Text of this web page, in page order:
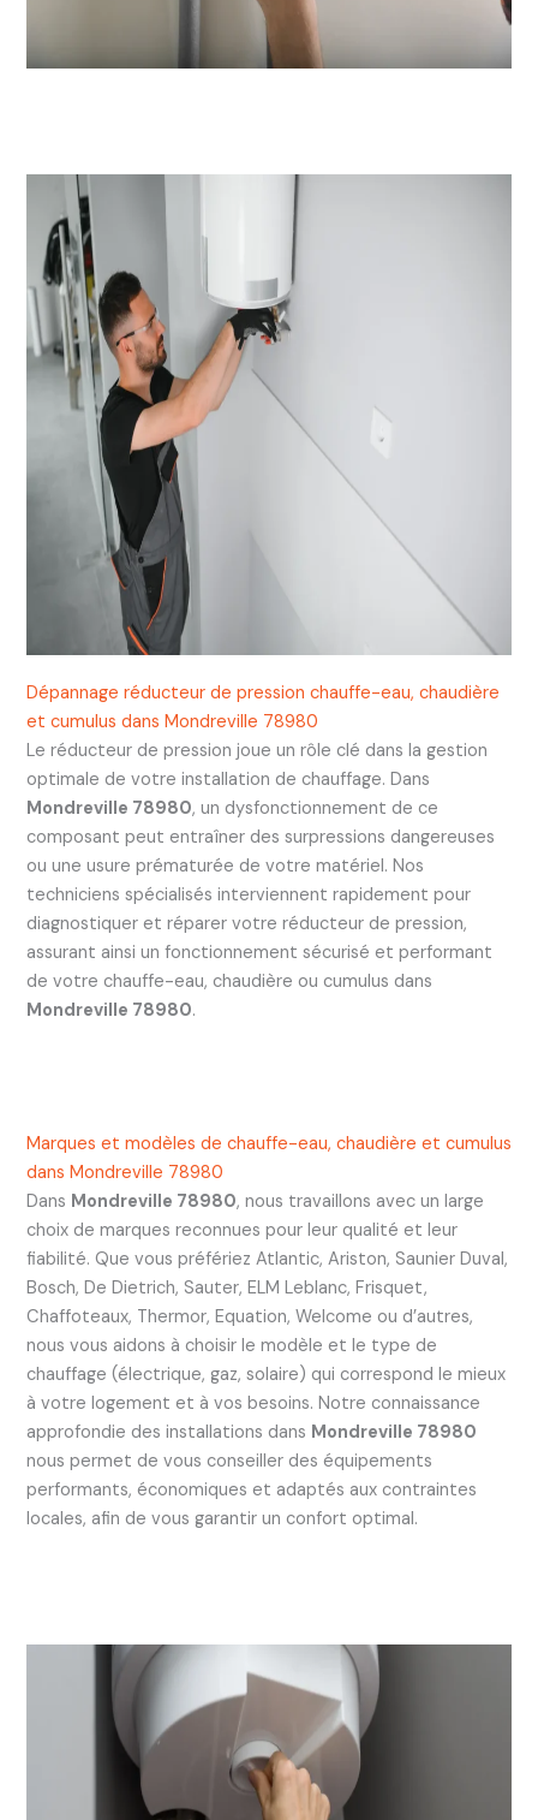
Dépannage réducteur de pression chauffe-eau, chaudière
et cumulus dans Mondreville 78980
Le réducteur de pression joue un rôle clé dans la gestion
optimale de votre installation de chauffage. Dans
Mondreville 78980, un dysfonctionnement de ce
composant peut entraîner des surpressions dangereuses
ou une usure prématurée de votre matériel. Nos
techniciens spécialisés interviennent rapidement pour
diagnostiquer et réparer votre réducteur de pression,
assurant ainsi un fonctionnement sécurisé et performant
de votre chauffe-eau, chaudière ou cumulus dans
Mondreville 78980.
Marques et modèles de chauffe-eau, chaudière et cumulus
dans Mondreville 78980
Dans Mondreville 78980, nous travaillons avec un large
choix de marques reconnues pour leur qualité et leur
fiabilité. Que vous préfériez Atlantic, Ariston, Saunier Duval,
Bosch, De Dietrich, Sauter, ELM Leblanc, Frisquet,
Chaffoteaux, Thermor, Equation, Welcome ou d’autres,
nous vous aidons à choisir le modèle et le type de
chauffage (électrique, gaz, solaire) qui correspond le mieux
à votre logement et à vos besoins. Notre connaissance
approfondie des installations dans Mondreville 78980
nous permet de vous conseiller des équipements
performants, économiques et adaptés aux contraintes
locales, afin de vous garantir un confort optimal.